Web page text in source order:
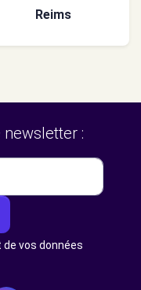
Reims
:
vos données